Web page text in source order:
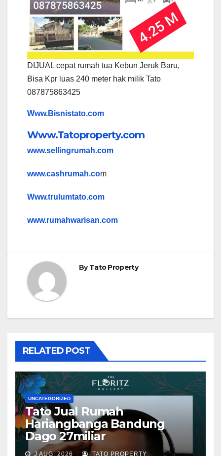
DIJUAL cepat rumah tua Kebun Jeruk Baru,
Bisa Kpr luas 240 meter hak milik Tato
087875863425
Www.Bisnistato.com
Www.Tatoproperty.com
www.sellingrumah.com
www.cashrumah.com
Www.trulumtato.com
www.rumahwarisan.com
ByTato Property
RELATED POST
UNCATEGORIZED
Tato Jual Rumah
Hariangbanga Bandung
Dago 27miliar
J AUG, 2026 TATO PROPERTY